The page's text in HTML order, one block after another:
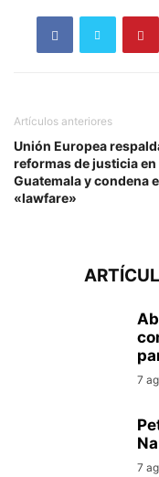
Artículos anteriores
Unión Europea
reformas de justicia en
Guatemala y condena
«lawfare»
7
7